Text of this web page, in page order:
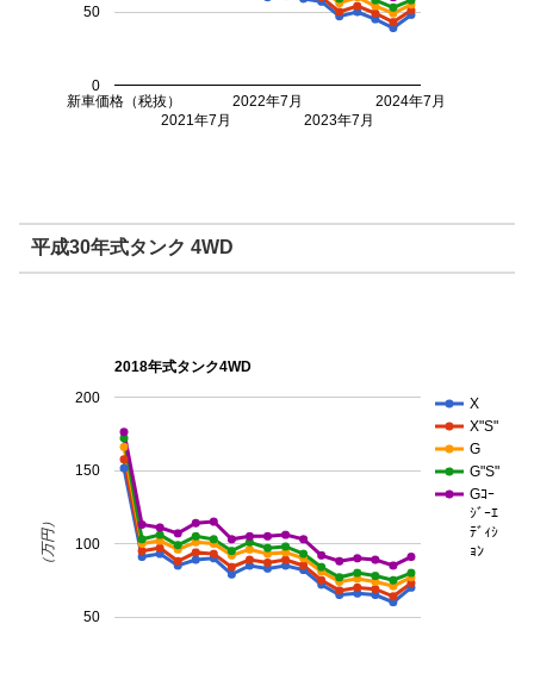
新車価格（税抜）
2021年7月
2022年7月
2023年7月
2024年7月
0
50
平成30年式タンク 4WD
2018年式タンク4WD
X
X"S"
G
G"S"
Gｺｰ
ｼﾞｰｴ
ﾃﾞｨｼ
ｮﾝ
50
100
150
200
（万円）